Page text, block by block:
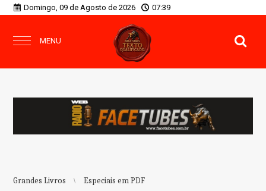
Domingo, 09 de Agosto de 2026 07:39
MENU
Grandes Livros Especiais em PDF